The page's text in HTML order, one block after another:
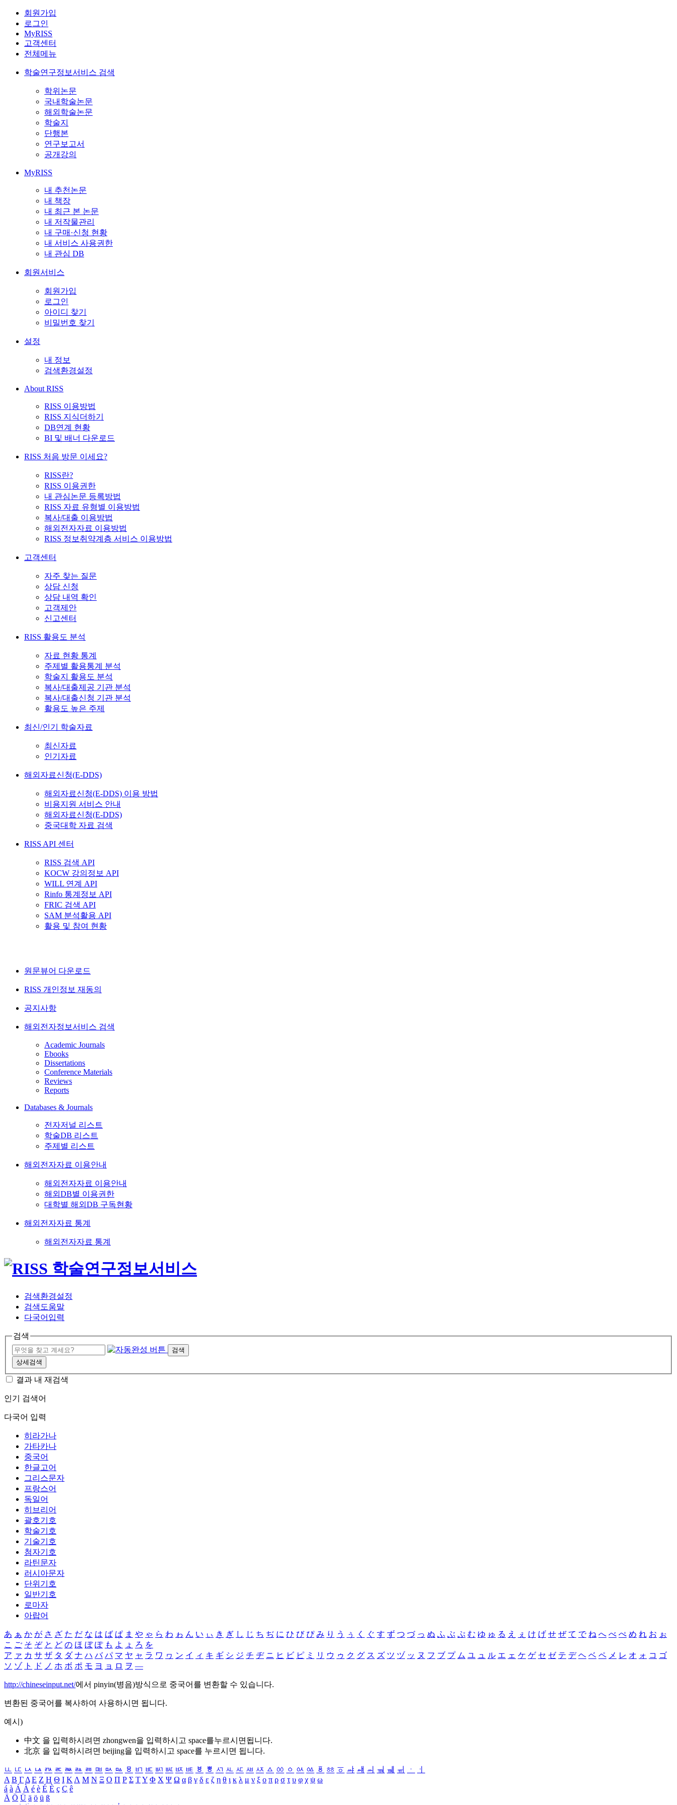
회원가입
로그인
MyRISS
고객센터
전체메뉴
학술연구정보서비스 검색
학위논문
국내학술논문
해외학술논문
학술지
단행본
연구보고서
공개강의
MyRISS
내 추천논문
내 책장
내 최근 본 논문
내 저작물관리
내 구매·신청 현황
내 서비스 사용권한
내 관심 DB
회원서비스
회원가입
로그인
아이디 찾기
비밀번호 찾기
설정
내 정보
검색환경설정
About RISS
RISS 이용방법
RISS 지식더하기
DB연계 현황
BI 및 배너 다운로드
RISS 처음 방문 이세요?
RISS란?
RISS 이용권한
내 관심논문 등록방법
RISS 자료 유형별 이용방법
복사/대출 이용방법
해외전자자료 이용방법
RISS 정보취약계층 서비스 이용방법
고객센터
자주 찾는 질문
상담 신청
상담 내역 확인
고객제안
신고센터
RISS 활용도 분석
자료 현황 통계
주제별 활용통계 분석
학술지 활용도 분석
복사/대출제공 기관 분석
복사/대출신청 기관 분석
활용도 높은 주제
최신/인기 학술자료
최신자료
인기자료
해외자료신청(E-DDS)
해외자료신청(E-DDS) 이용 방법
비용지원 서비스 안내
해외자료신청(E-DDS)
중국대학 자료 검색
RISS API 센터
RISS 검색 API
KOCW 강의정보 API
WILL 연계 API
Rinfo 통계정보 API
FRIC 검색 API
SAM 분석활용 API
활용 및 참여 현황
원문뷰어 다운로드
RISS 개인정보 재동의
공지사항
해외전자정보서비스 검색
Academic Journals
Ebooks
Dissertations
Conference Materials
Reviews
Reports
Databases & Journals
전자저널 리스트
학술DB 리스트
주제별 리스트
해외전자자료 이용안내
해외전자자료 이용안내
해외DB별 이용권한
대학별 해외DB 구독현황
해외전자자료 통계
해외전자자료 통계
검색환경설정
검색도움말
다국어입력
검색
검색
상세검색
결과 내 재검색
인기 검색어
다국어 입력
히라가나
가타카나
중국어
한글고어
그리스문자
프랑스어
독일어
히브리어
괄호기호
학술기호
기술기호
첨자기호
라틴문자
러시아문자
단위기호
일반기호
로마자
아랍어
あ ぁ か が さ ざ た だ な は ば ぱ ま や ゃ ら わ ゎ ん い ぃ き ぎ し じ ち ぢ に ひ び ぴ み り う ぅ く ぐ す ず つ づ っ ぬ ふ ぶ ぷ む ゆ ゅ る え ぇ け げ せ ぜ て で ね へ べ ぺ め れ お ぉ
こ ご そ ぞ と ど の ほ ぼ ぽ も よ ょ ろ を
ア ァ カ サ ザ タ ダ ナ ハ バ パ マ ヤ ャ ラ ワ ヮ ン イ ィ キ ギ シ ジ チ ヂ ニ ヒ ビ ピ ミ リ ウ ゥ ク グ ス ズ ツ ヅ ッ ヌ フ ブ プ ム ユ ュ ル エ ェ ケ ゲ セ ゼ テ デ ヘ ベ ペ メ レ オ ォ コ ゴ
ソ ゾ ト ド ノ ホ ボ ポ モ ヨ ョ ロ ヲ ―
http://chineseinput.net/에서 pinyin(병음)방식으로 중국어를 변환할 수 있습니다.
변환된 중국어를 복사하여 사용하시면 됩니다.
예시)
中文 을 입력하시려면 zhongwen을 입력하시고 space를누르시면됩니다.
北京 을 입력하시려면 beijing을 입력하시고 space를 누르시면 됩니다.
ㅥ ㅦ ㅧ ㅨ ㅩ ㅪ ㅫ ㅬ ㅭ ㅮ ㅯ ㅰ ㅱ ㅲ ㅳ ㅴ ㅵ ㅶ ㅷ ㅸ ㅹ ㅺ ㅻ ㅼ ㅽ ㅾ ㅿ ㆀ ㆁ ㆂ ㆃ ㆄ ㆅ ㆆ ㆇ ㆈ ㆉ ㆊ ㆋ ㆌ ㆍ
ㆎ
Α Β ΓΔ Ε Ζ Η Θ Ι ΚΛ Μ Ν Ξ Ο Π Ρ Σ ΤΥ Φ Χ Ψ Ω α β γ δ ε ζ η θ ι κ λ μ ν ξ ο π ρ σ τ υ φ χ ψ ω
á à Á À é è É È ç Ç ê
Ä Ö Ü ä ö ü ß